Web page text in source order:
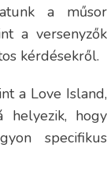
a műsor
a versenyzők
kérdésekről.
a Love Island,
helyezik, hogy
specifikus